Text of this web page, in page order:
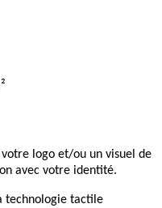
votre logo et/ou un visuel de
avec votre identité.
technologie tactile